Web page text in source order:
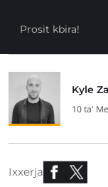
Prosit kbira!
Kyle
10 ta'
Ixxerja